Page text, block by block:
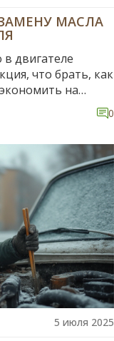
МАСЛА
двигателе
что брать, как
на
опытных
0
5 июля 2025